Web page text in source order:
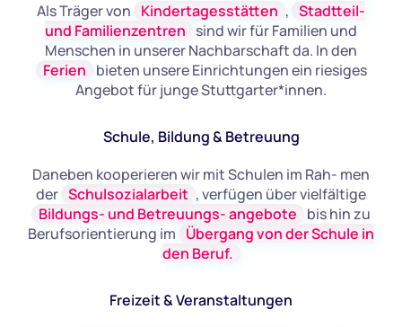
Als Träger von Kindertagesstätten , Stadtteil-
und Familienzentren sind wir für Familien und
Menschen in unserer Nachbarschaft da. In den
Ferien bieten unsere Einrichtungen ein riesiges
Angebot für junge Stuttgarter*innen.
Schule, Bildung & Betreuung
Daneben kooperieren wir mit Schulen im Rah- men
der Schulsozialarbeit , verfügen über vielfältige
Bildungs- und Betreuungs- angebote bis hin zu
Berufsorientierung im Übergang von der Schule in
den Beruf.
Freizeit & Veranstaltungen